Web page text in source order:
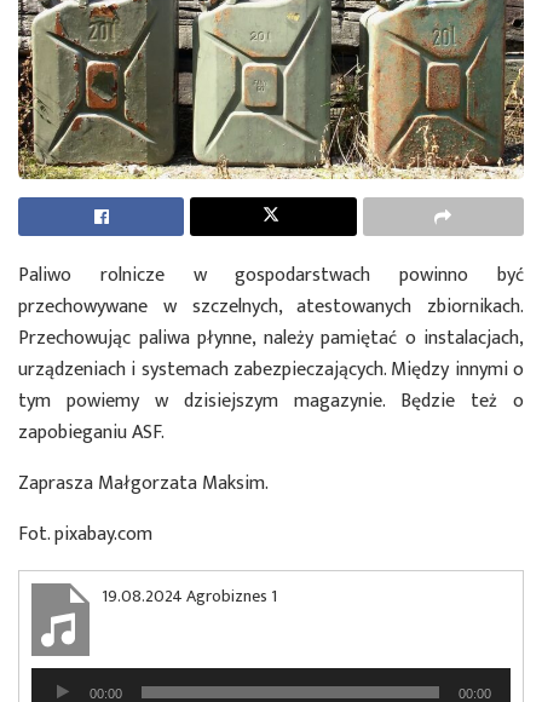
Paliwo rolnicze w gospodarstwach powinno być
przechowywane w szczelnych, atestowanych zbiornikach.
Przechowując paliwa płynne, należy pamiętać o instalacjach,
urządzeniach i systemach zabezpieczających. Między innymi o
tym powiemy w dzisiejszym magazynie. Będzie też o
zapobieganiu ASF.
Zaprasza Małgorzata Maksim.
Fot. pixabay.com
19.08.2024 Agrobiznes 1
Odtwarzacz00:00 00:00